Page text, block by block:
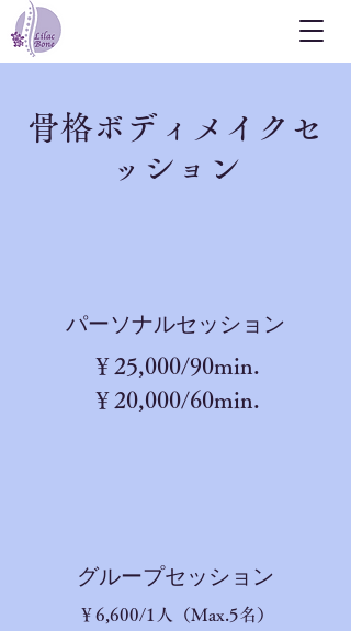
骨格ボディメイクセ
ッション
​パーソナルセッション
​￥25,000/90min.
￥20,000/60min.
​グループセッション
​￥6,600/1人（Max.5名）